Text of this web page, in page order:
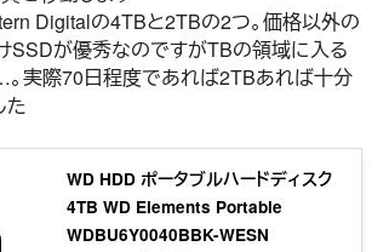
Digitalの4TBと2TBの2つ。価格以外の
SSDが優秀なのですがTBの領域に入る
実際70日程度であれば2TBあれば十分
た
WD HDD ポータブルハードディスク
4TB WD Elements Portable
WDBU6Y0040BBK-WESN